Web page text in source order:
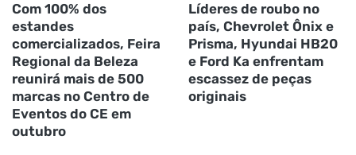
Com 100% dos
estandes
comercializados, Feira
Regional da Beleza
reunirá mais de 500
marcas no Centro de
Eventos do CE em
outubro
Líderes de roubo no
país, Chevrolet Ônix e
Prisma, Hyundai HB20
e Ford Ka enfrentam
escassez de peças
originais